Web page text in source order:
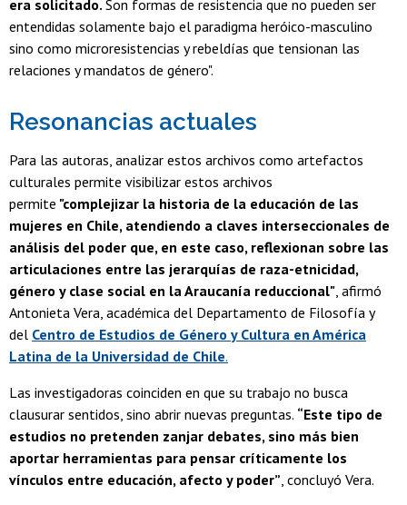
era solicitado. Son formas de resistencia que no pueden ser
entendidas solamente bajo el paradigma heróico-masculino
sino como microresistencias y rebeldías que tensionan las
relaciones y mandatos de género".
Resonancias actuales
Para las autoras, analizar estos archivos como artefactos
culturales permite visibilizar estos archivos
permite "complejizar la historia de la educación de las
mujeres en Chile, atendiendo a claves interseccionales de
análisis del poder que, en este caso, reflexionan sobre las
articulaciones entre las jerarquías de raza-etnicidad,
género y clase social en la Araucanía reduccional" , afirmó
Antonieta Vera, académica del Departamento de Filosofía y
del Centro de Estudios de Género y Cultura en América
Latina de la Universidad de Chile.
Las investigadoras coinciden en que su trabajo no busca
clausurar sentidos, sino abrir nuevas preguntas. “Este tipo de
estudios no pretenden zanjar debates, sino más bien
aportar herramientas para pensar críticamente los
vínculos entre educación, afecto y poder” , concluyó Vera.